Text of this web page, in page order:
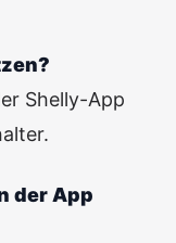
Shelly-App
der App